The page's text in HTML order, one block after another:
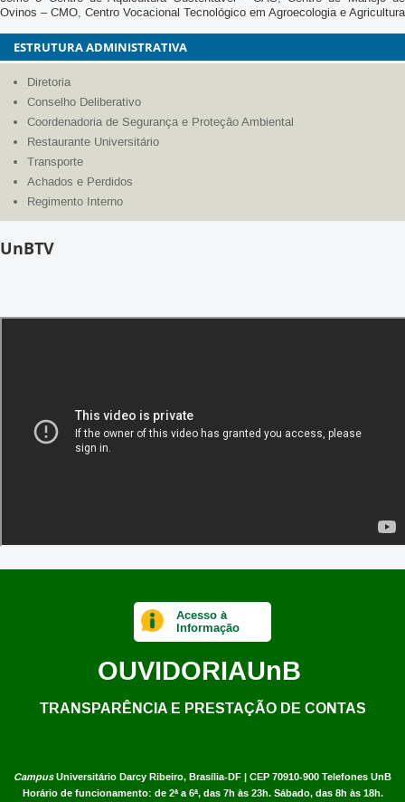
Orgânica - CVT, Laboratório de Agroclimatologia, Laboratório de Ensaios
Metabólicos - LABEM, Laboratório de Máquinas e Mecanização Agrícola –
LAMAGRI, Laboratório de Nutrição Animal – LNA, Laboratório de Produção
de Suínos - LABSUI e também o Observatório Astronômico. Dessa forma, a
FAL permanece como um polo de inovação e referência para o
desenvolvimento de práticas sustentáveis e pesquisa de ponta, fortalecendo
a missão da UnB de integrar conhecimento científico à conservação do meio
ambiente e ao progresso social.
Diretoria
Conselho Deliberativo
Coordenadoria de Segurança e Proteção Ambiental
Restaurante Universitário
Transporte
Achados e Perdidos
Regimento Interno
Horário de funcionamento: de 2ª a 6ª, das 7h às 23h. Sábado, das 8h às 18h.
Copyright © 2022Universidade de Brasília. Todos os direitos reservados.
Informação
OUVIDORIAUnB